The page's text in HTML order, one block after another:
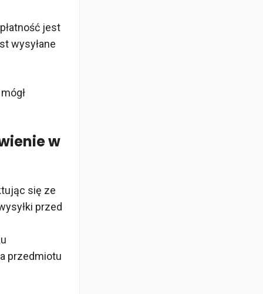
jest
wysyłane
w
się ze
przed
przedmiotu